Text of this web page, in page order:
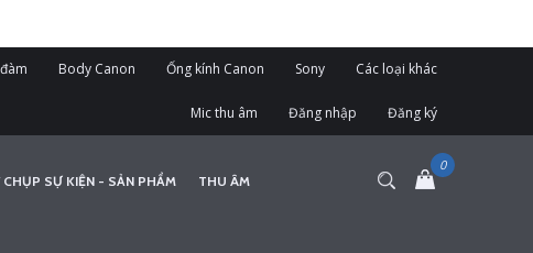
Body Canon Ống kính Canon Sony Các loại khác
Mic thu âm Đăng nhập Đăng ký
CHỤP SỰ KIỆN - SẢN PHẨM THU ÂM